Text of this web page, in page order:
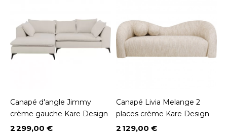
Canapé d'angle Jimmy
crème gauche Kare Design
Prix
2 299,00 €
Canapé Livia Melange 2
places crème Kare Design
Prix
2 129,00 €